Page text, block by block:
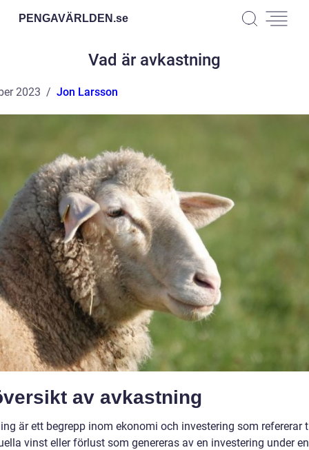
PENGAVÄRLDEN.se
Vad är avkastning
2023 Jon Larsson
av avkastning
är ett begrepp inom ekonomi och investering som refererar
vinst eller förlust som genereras av en investering under